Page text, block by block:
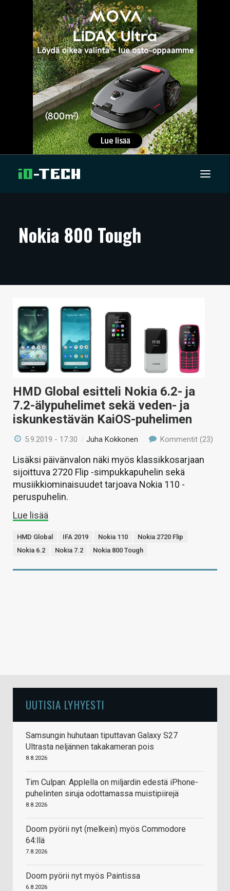
ARTIKKELIT
TECHBBS
TIETOA
HINTA.FI
KAUPPA
VAIHDA TEEMA
HAKU
Nokia 800 Tough
HMD Global esitteli Nokia 6.2- ja
7.2-älypuhelimet sekä veden- ja
iskunkestävän KaiOS-puhelimen
5.9.2019 - 17:30 /Juha Kokkonen Kommentit (23)
Lisäksi päivänvalon näki myös klassikkosarjaan
sijoittuva 2720 Flip -simpukkapuhelin sekä
musiikkiominaisuudet tarjoava Nokia 110 -
peruspuhelin.
Lue lisää
HMD Global IFA 2019 Nokia 110
Nokia 2720 Flip
Nokia 6.2
Nokia 7.2 Nokia 800 Tough
UUTISIA LYHYESTI
Samsungin huhutaan tiputtavan Galaxy S27
Ultrasta neljännen takakameran pois
8.8.2026
Tim Culpan: Applella on miljardin edestä iPhone-
puhelinten siruja odottamassa muistipiirejä
8.8.2026
Doom pyörii nyt (melkein) myös Commodore
64:llä
7.8.2026
Doom pyörii nyt myös Paintissa
6.8.2026